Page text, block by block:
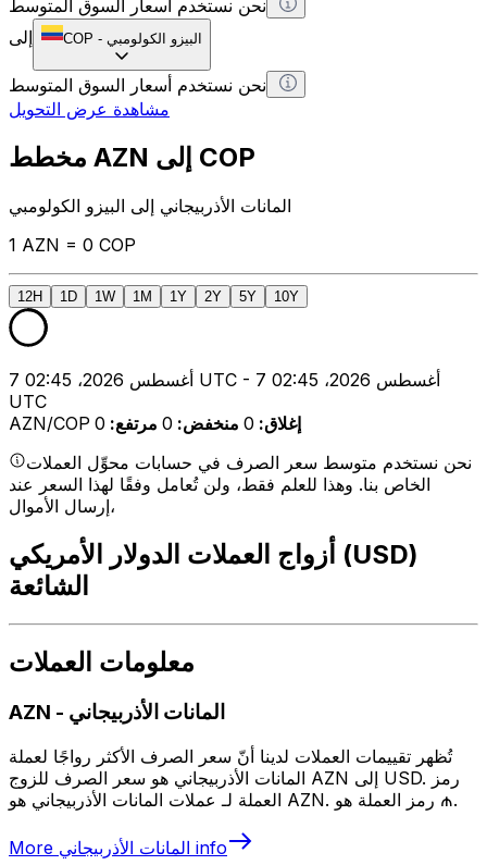
نحن نستخدم أسعار السوق المتوسط
إلى
COP - البيزو الكولومبي
نحن نستخدم أسعار السوق المتوسط
مشاهدة عرض التحويل
مخطط AZN إلى COP
المانات الأذربيجاني إلى البيزو الكولومبي
1 AZN = 0 COP
12H 1D 1W 1M 1Y 2Y 5Y 10Y
7 أغسطس 2026، 02:45 UTC - 7 أغسطس 2026، 02:45
UTC
AZN/COP
إغلاق:
0 منخفض:
0 مرتفع:
0
نحن نستخدم متوسط سعر الصرف في حسابات محوِّل العملات
الخاص بنا. وهذا للعلم فقط، ولن تُعامل وفقًا لهذا السعر عند
إرسال الأموال،
أزواج العملات الدولار الأمريكي (USD)
الشائعة
معلومات العملات
AZN - المانات الأذربيجاني
تُظهر تقييمات العملات لدينا أنّ سعر الصرف الأكثر رواجًا لعملة
المانات الأذربيجاني هو سعر الصرف للزوج AZN إلى USD. رمز
العملة لـ عملات المانات الأذربيجاني هو AZN. رمز العملة هو ₼.
More المانات الأذربيجاني info